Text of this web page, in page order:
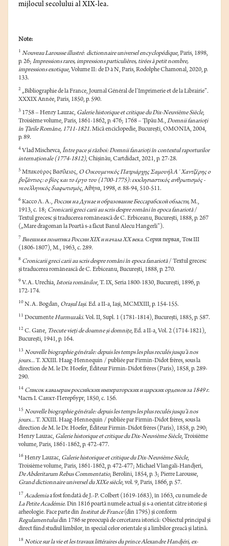
mijlocul secolului al XIX-lea.
Note:
1 Nouveau Larousse illustré: dictionnaire universel encyclopédique, Paris, 1898,
p. 26; Impressions rares, impressions particulières, tirées à petit nombre,
impressions exotique, Volume II: de D à N, Paris, Rodolphe Chamonal, 2020, p.
133.
2 „Bibliographie de la France, Journal Général de l’Imprimerie et de la Librairie”.
XXXIX Année, Paris, 1850, p. 590.
3 1758 – Henry Lauzac, Galerie historique et critique du Dix-Neuvième Siècle,
Troisième volume, Paris, 1861-1862, p. 476; 1768 – Ţipău M., Domnii fanarioţi
în Ţările Române, 1711-1821. Mică enciclopedie, Bucureşti, OMONIA, 2004,
p. 89.
4 Vlad Mischevca, Între pace și război: Domnii fanarioți în contextul raporturilor
internaționale (1774-1812), Chișinău, Cartdidact, 2021, p. 27-28.
5 Μπακούρος Βασίλειος, Ο Οικουμενικός Πατριάρχης Σαμουήλ Α΄ Χαντζέρης ο
βυζάντιος: ο βίος και το έργο του (1700-1775): εκκλησιαστικός ανθρωπισμός -
νεοελληνικός διαφωτισμός, Αθήνα, 1998, σ. 88-94, 510-511.
6 Кассо Л. А., Россия на Дунае и образование Бессарабской области,М.,
1913, с. 18; Cronicarii greci carii au scris despre români în epoca fanariotă/
Textul grecesc și traducerea românească de C. Erbiceanu, București, 1888, p. 267
(„Mare dragoman la Poartă s-a făcut Banul Alecu Hangerli”).
7 Внешняя политика России XIX и начала XX века. Серия первая, Том III
(1806-1807), М., 1963, с. 289.
8 Cronicarii greci carii au scris despre români în epoca fanariotă/ Textul grecesc
și traducerea românească de C. Erbiceanu, București, 1888, p. 270.
9 V.A. Urechia, Istoria românilor, T. IX, Seria 1800-1830, București, 1896, p.
172-174.
10 N.A. Bogdan, Orașul Iași. Ed. a II-a, Iași, MCMXIII, p. 154-155.
11 DocumenteHurmuzaki. Vol. II, Supl. 1 (1781-1814), București, 1885, p. 587.
12 C. Gane, Trecute vieți de doamne și domnițe, Ed. a II-a, Vol. 2 (1714-1821),
București, 1941, p. 164.
13 Nouvelle biographie générale: depuis les temps les plus reculés jusqu’à nos
jours... T. XXIII. Haag-Hennequin / publiée par Firmin-Didot frères, sous la
direction de M. le Dr. Hoefer, Éditeur Firmin-Didot frères (Paris), 1858, p. 289-
290.
14 Список кавалерам российских императорских и царских орденов за 1849 г.
Часть I. Санкт-Петербург, 1850, c. 156.
15 Nouvelle biographie générale: depuis les temps les plus reculés jusqu’à nos
jours... T. XXIII. Haag-Hennequin / publiée par Firmin-Didot frères, sous la
direction de M. le Dr. Hoefer, Éditeur Firmin-Didot frères (Paris), 1858, p. 290;
Henry Lauzac, Galerie historique et critique du Dix-Neuvième Siècle, Troisième
volume, Paris, 1861-1862, p. 472-477.
16 Henry Lauzac, Galerie historique et critique du Dix-Neuvième Siècle,
Troisième volume, Paris, 1861-1862, p. 472-477; Michael Vlangali-Handjeri,
De Abderitarum Rebus Commentatio, Berolini, 1854, p. 3; Pierre Larousse,
Grand dictionnaire universel du XIXe siècle, vol. 9, Paris, 1866, p. 57.
17 Academiaa fost fondată de J.-P. Colbert (1619-1683), în 1663, cu numele de
La Petite Académie. Din 1816 poartă numele actual și s-a orientat către istorie și
arheologie. Face parte din Institut de France(din 1795) și conform
Regulamentuluidin 1786 se preocupă de cercetarea istorică: Obiectul principal și
direct fiind studiul limbilor, în special celor orientale și a limbilor greacă și latină.
18 Notice sur la vie et les travaux littéraires du prince Alexandre Handjéri, ex-